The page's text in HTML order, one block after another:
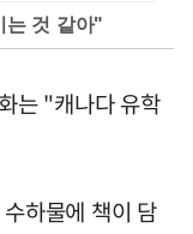
는 것 같아"
는 "캐나다 유학
하물에 책이 담